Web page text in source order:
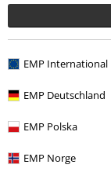
EMP International
EMP Deutschland
EMP Polska
EMP Norge
Fortæl os din
Skriv anmeldelse